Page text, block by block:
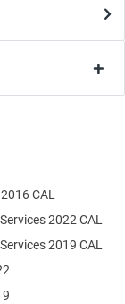
2022 CAL
2019 CAL
CAL